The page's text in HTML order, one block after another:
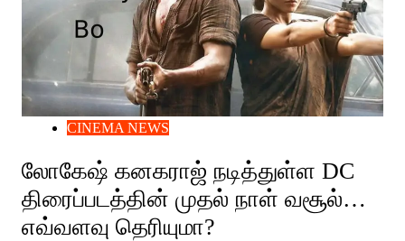
CINEMA NEWS
லோகேஷ் கனகராஜ் நடித்துள்ள DC
திரைப்படத்தின் முதல் நாள் வசூல்…
எவ்வளவு தெரியுமா?